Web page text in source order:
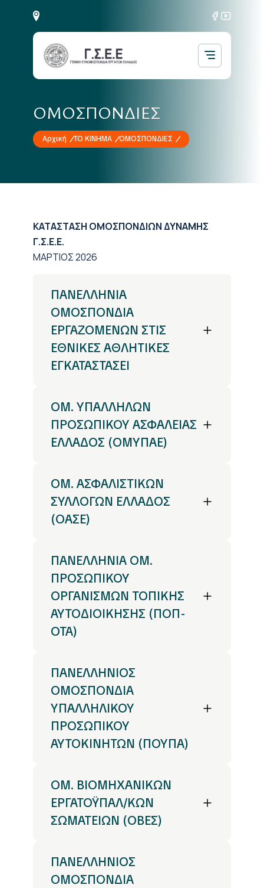
ΟΜΟΣΠΟΝΔΙΕΣ
Αρχική ΤΟ ΚΙΝΗΜΑ ΟΜΟΣΠΟΝΔΙΕΣ
ΚΑΤΑΣΤΑΣΗ ΟΜΟΣΠΟΝΔΙΩΝ ΔΥΝΑΜΗΣ
Γ.Σ.Ε.Ε.
ΜΑΡΤΙΟΣ 2026
ΠΑΝΕΛΛΗΝΙΑ
ΟΜΟΣΠΟΝΔΙΑ
ΕΡΓΑΖΟΜΕΝΩΝ ΣΤΙΣ
ΕΘΝΙΚΕΣ ΑΘΛΗΤΙΚΕΣ
ΕΓΚΑΤΑΣΤΑΣΕΙ
ΟΜ. ΥΠΑΛΛΗΛΩΝ
ΠΡΟΣΩΠΙΚΟΥ ΑΣΦΑΛΕΙΑΣ
ΕΛΛΑΔΟΣ (ΟΜΥΠΑΕ)
ΟΜ. ΑΣΦΑΛΙΣΤΙΚΩΝ
ΣΥΛΛΟΓΩΝ ΕΛΛΑΔΟΣ
(ΟΑΣΕ)
ΠΑΝΕΛΛΗΝΙΑ ΟΜ.
ΠΡΟΣΩΠΙΚΟΥ
ΟΡΓΑΝΙΣΜΩΝ ΤΟΠΙΚΗΣ
ΑΥΤΟΔΙΟΙΚΗΣΗΣ (ΠΟΠ-
ΟΤΑ)
ΠΑΝΕΛΛΗΝΙΟΣ
ΟΜΟΣΠΟΝΔΙΑ
ΥΠΑΛΛΗΛΙΚΟΥ
ΠΡΟΣΩΠΙΚΟΥ
ΑΥΤΟΚΙΝΗΤΩΝ (ΠΟΥΠΑ)
ΟΜ. ΒΙΟΜΗΧΑΝΙΚΩΝ
ΕΡΓΑΤΟΫΠΑΛ/ΚΩΝ
ΣΩΜΑΤΕΙΩΝ (ΟΒΕΣ)
ΠΑΝΕΛΛΗΝΙΟΣ
ΟΜΟΣΠΟΝΔΙΑ